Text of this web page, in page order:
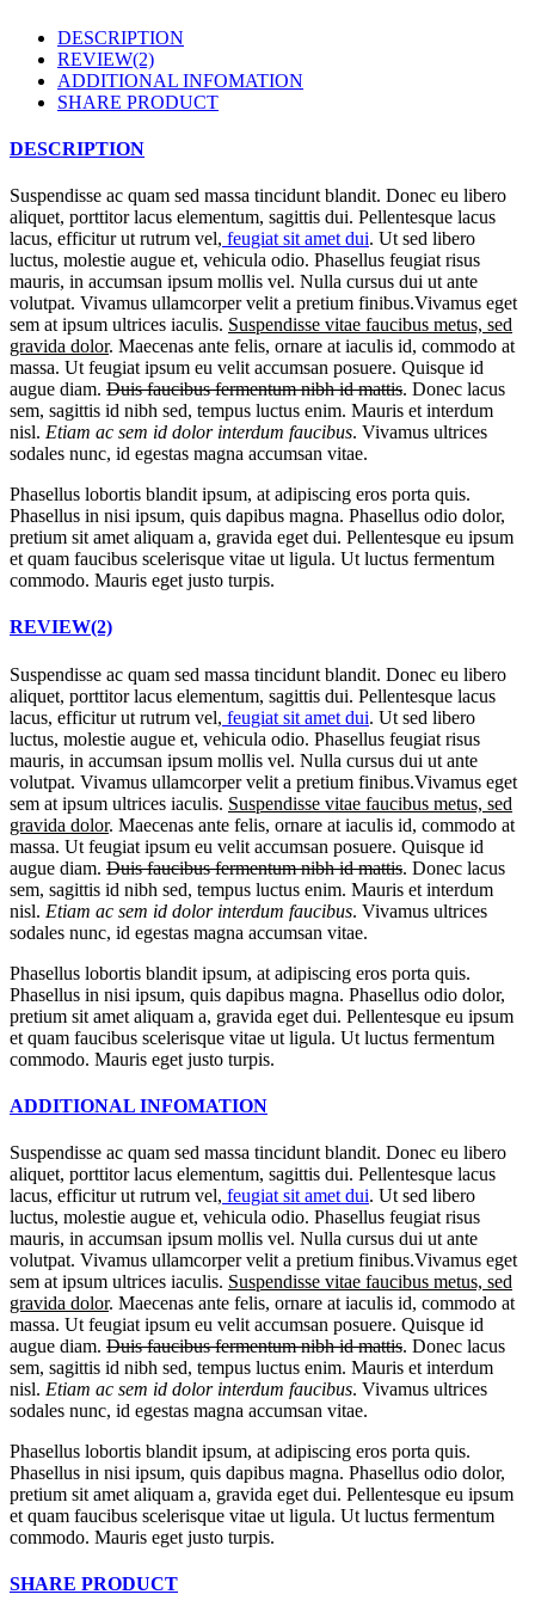
DESCRIPTION
REVIEW(2)
ADDITIONAL INFOMATION
SHARE PRODUCT
DESCRIPTION
Suspendisse ac quam sed massa tincidunt blandit. Donec eu libero
aliquet, porttitor lacus elementum, sagittis dui. Pellentesque lacus
lacus, efficitur ut rutrum vel, feugiat sit amet dui. Ut sed libero
luctus, molestie augue et, vehicula odio. Phasellus feugiat risus
mauris, in accumsan ipsum mollis vel. Nulla cursus dui ut ante
volutpat. Vivamus ullamcorper velit a pretium finibus.Vivamus eget
sem at ipsum ultrices iaculis. Suspendisse vitae faucibus metus, sed
gravida dolor. Maecenas ante felis, ornare at iaculis id, commodo at
massa. Ut feugiat ipsum eu velit accumsan posuere. Quisque id
augue diam. Duis faucibus fermentum nibh id mattis. Donec lacus
sem, sagittis id nibh sed, tempus luctus enim. Mauris et interdum
nisl. Etiam ac sem id dolor interdum faucibus. Vivamus ultrices
sodales nunc, id egestas magna accumsan vitae.
Phasellus lobortis blandit ipsum, at adipiscing eros porta quis.
Phasellus in nisi ipsum, quis dapibus magna. Phasellus odio dolor,
pretium sit amet aliquam a, gravida eget dui. Pellentesque eu ipsum
et quam faucibus scelerisque vitae ut ligula. Ut luctus fermentum
commodo. Mauris eget justo turpis.
REVIEW(2)
Suspendisse ac quam sed massa tincidunt blandit. Donec eu libero
aliquet, porttitor lacus elementum, sagittis dui. Pellentesque lacus
lacus, efficitur ut rutrum vel, feugiat sit amet dui. Ut sed libero
luctus, molestie augue et, vehicula odio. Phasellus feugiat risus
mauris, in accumsan ipsum mollis vel. Nulla cursus dui ut ante
volutpat. Vivamus ullamcorper velit a pretium finibus.Vivamus eget
sem at ipsum ultrices iaculis. Suspendisse vitae faucibus metus, sed
gravida dolor. Maecenas ante felis, ornare at iaculis id, commodo at
massa. Ut feugiat ipsum eu velit accumsan posuere. Quisque id
augue diam. Duis faucibus fermentum nibh id mattis. Donec lacus
sem, sagittis id nibh sed, tempus luctus enim. Mauris et interdum
nisl. Etiam ac sem id dolor interdum faucibus. Vivamus ultrices
sodales nunc, id egestas magna accumsan vitae.
Phasellus lobortis blandit ipsum, at adipiscing eros porta quis.
Phasellus in nisi ipsum, quis dapibus magna. Phasellus odio dolor,
pretium sit amet aliquam a, gravida eget dui. Pellentesque eu ipsum
et quam faucibus scelerisque vitae ut ligula. Ut luctus fermentum
commodo. Mauris eget justo turpis.
ADDITIONAL INFOMATION
Suspendisse ac quam sed massa tincidunt blandit. Donec eu libero
aliquet, porttitor lacus elementum, sagittis dui. Pellentesque lacus
lacus, efficitur ut rutrum vel, feugiat sit amet dui. Ut sed libero
luctus, molestie augue et, vehicula odio. Phasellus feugiat risus
mauris, in accumsan ipsum mollis vel. Nulla cursus dui ut ante
volutpat. Vivamus ullamcorper velit a pretium finibus.Vivamus eget
sem at ipsum ultrices iaculis. Suspendisse vitae faucibus metus, sed
gravida dolor. Maecenas ante felis, ornare at iaculis id, commodo at
massa. Ut feugiat ipsum eu velit accumsan posuere. Quisque id
augue diam. Duis faucibus fermentum nibh id mattis. Donec lacus
sem, sagittis id nibh sed, tempus luctus enim. Mauris et interdum
nisl. Etiam ac sem id dolor interdum faucibus. Vivamus ultrices
sodales nunc, id egestas magna accumsan vitae.
Phasellus lobortis blandit ipsum, at adipiscing eros porta quis.
Phasellus in nisi ipsum, quis dapibus magna. Phasellus odio dolor,
pretium sit amet aliquam a, gravida eget dui. Pellentesque eu ipsum
et quam faucibus scelerisque vitae ut ligula. Ut luctus fermentum
commodo. Mauris eget justo turpis.
SHARE PRODUCT